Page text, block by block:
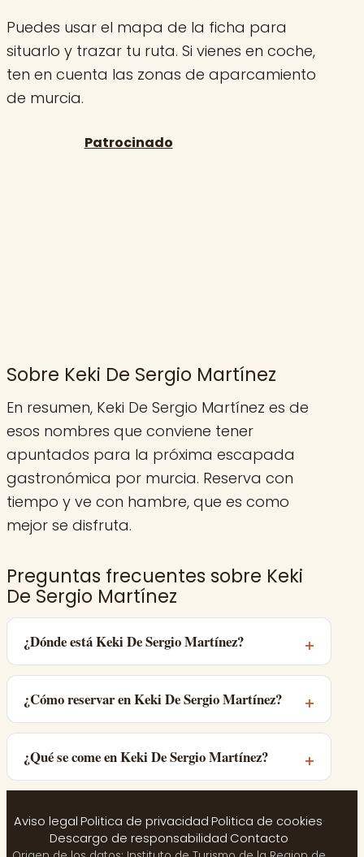
Puedes usar el mapa de la ficha para
situarlo y trazar tu ruta. Si vienes en coche,
ten en cuenta las zonas de aparcamiento
de murcia.
Sobre Keki De Sergio Martínez
En resumen, Keki De Sergio Martínez es de
esos nombres que conviene tener
apuntados para la próxima escapada
gastronómica por murcia. Reserva con
tiempo y ve con hambre, que es como
mejor se disfruta.
Preguntas frecuentes sobre Keki
De Sergio Martínez
¿Dónde está Keki De Sergio Martínez?
¿Cómo reservar en Keki De Sergio Martínez?
¿Qué se come en Keki De Sergio Martínez?
Aviso legal·Politica de privacidad·Politica de cookies·
Descargo de responsabilidad·Contacto